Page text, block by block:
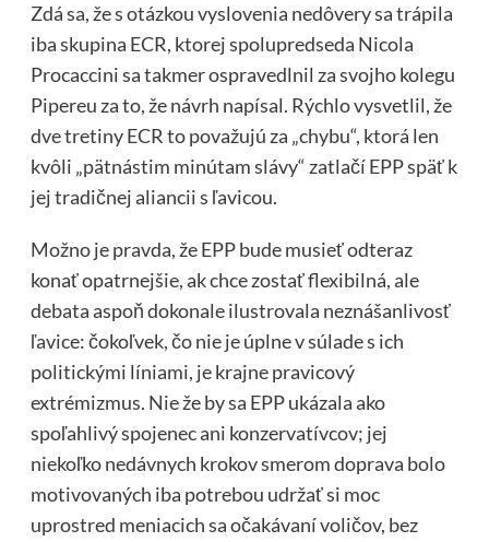
Zdá sa, že s otázkou vyslovenia nedôvery sa trápila
iba skupina ECR, ktorej spolupredseda Nicola
Procaccini sa takmer ospravedlnil za svojho kolegu
Pipereu za to, že návrh napísal. Rýchlo vysvetlil, že
dve tretiny ECR to považujú za „chybu“, ktorá len
kvôli „pätnástim minútam slávy“ zatlačí EPP späť k
jej tradičnej aliancii s ľavicou.
Možno je pravda, že EPP bude musieť odteraz
konať opatrnejšie, ak chce zostať flexibilná, ale
debata aspoň dokonale ilustrovala neznášanlivosť
ľavice: čokoľvek, čo nie je úplne v súlade s ich
politickými líniami, je krajne pravicový
extrémizmus. Nie že by sa EPP ukázala ako
spoľahlivý spojenec ani konzervatívcov; jej
niekoľko nedávnych krokov smerom doprava bolo
motivovaných iba potrebou udržať si moc
uprostred meniacich sa očakávaní voličov, bez